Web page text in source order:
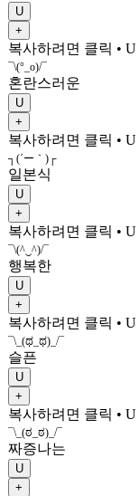
U
+
복사하려면 클릭 • U
¯\(°_o)/¯
혼란스러운
U
+
복사하려면 클릭 • U
┐(´ー｀)┌
일본식
U
+
복사하려면 클릭 • U
¯\(^‿^)/¯
행복한
U
+
복사하려면 클릭 • U
¯\_(ಥ_ಥ)_/¯
슬픈
U
+
복사하려면 클릭 • U
¯\_(ಠ_ಠ)_/¯
짜증나는
U
+